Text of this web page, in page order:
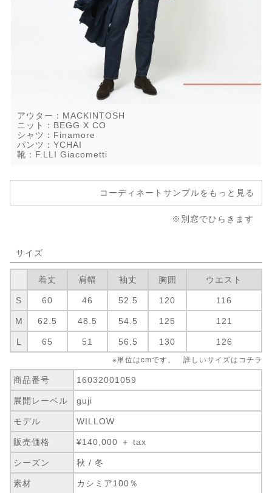
アウター：MACKINTOSH
ニット：BEGG X CO
シャツ：Finamore
パンツ：YCHAI
靴：F.LLI Giacometti
コーディネートサンプルをもっと見る
※別窓でひらきます
サイズ
着丈 肩幅 袖丈 胸囲 ウエスト
S 60 46 52.5 120 116
M 62.5 48.5 54.5 125 121
L 65 51 56.5 130 126
※単位はcmです。 詳しいサイズは コチラ
商品番号 16032001059
展開レーベル guji
モデル WILLOW
販売価格 ¥140,000 ＋ tax
シーズン 秋 / 冬
素材 カシミア100％